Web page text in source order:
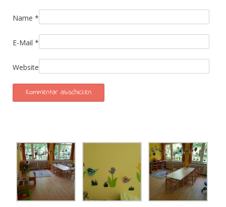
Name *
E-Mail *
Website